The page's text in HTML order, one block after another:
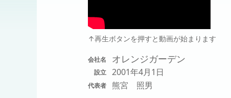
↑再生ボタンを押すと動画が始まります
会社名 オレンジガーデン
設立 2001年4月1日
代表者 熊宮 照男